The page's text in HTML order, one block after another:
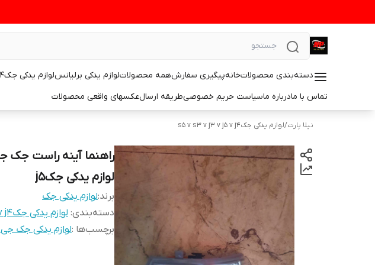
دسته‌بندی محصولاتخانهپیگیری سفارشهمه محصولاتلوازم یدکی برلیانسلوازم یدکی جکs5 v s3 v j3 v j5 v j4
تماس با مادرباره ماسیاست حریم خصوصیطریقه ارسالعکسهای واقعی محصولات
نیلا پارت/لوازم یدکی جکs5 v s3 v j3 v j5 v j4
لوازم یدکی جکj5
برند:لوازم یدکی جک
دسته‌بندی: لوازم یدکی جکs5 v s3 v j3 v j5 v j4
برچسب‌ها :لوازم یدکی جک جی۵